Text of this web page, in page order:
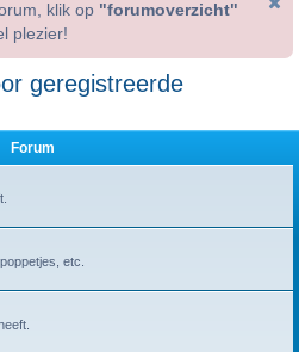
klik op "forumoverzicht"
plezier!
geregistreerde
Forum
etc.